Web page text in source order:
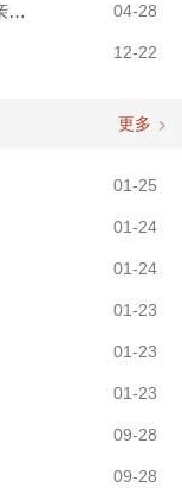
纪念“海南公益达人”、海南丘（邱）氏宗亲的骄傲 邱宏锐先生 04-28
12-22
更多
01-25
01-24
01-24
01-23
01-23
01-23
09-28
09-28